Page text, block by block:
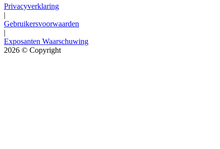
Privacyverklaring
|
Gebruikersvoorwaarden
|
Exposanten Waarschuwing
2026 © Copyright